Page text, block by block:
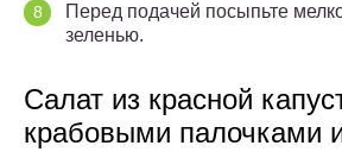
Перед подачей посыпьте
зеленью.
Салат из красной
крабовыми палочками